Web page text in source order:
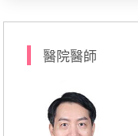
醫院醫師